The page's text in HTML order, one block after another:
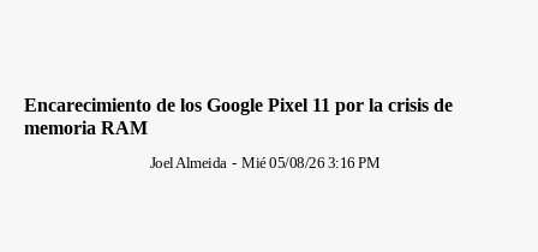
Encarecimiento de los Google Pixel 11 por la crisis de
memoria RAM
Joel Almeida - Mié 05/08/26 3:16 PM